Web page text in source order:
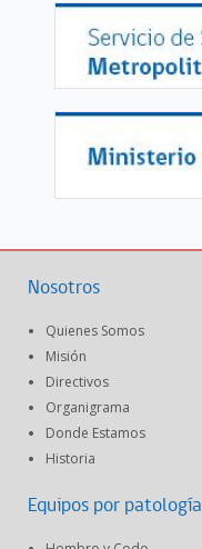
Nosotros
Quienes Somos
Misión
Directivos
Organigrama
Donde Estamos
Historia
Equipos por patología